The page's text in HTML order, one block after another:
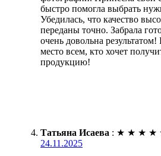
быстро помогла выбрать
Убедилась, что качество
переданы точно. Забрала
очень довольна
место всем, кто хочет
продукцию!
Татьяна Исаева : ★ ★ ★ ★
24.11.2025